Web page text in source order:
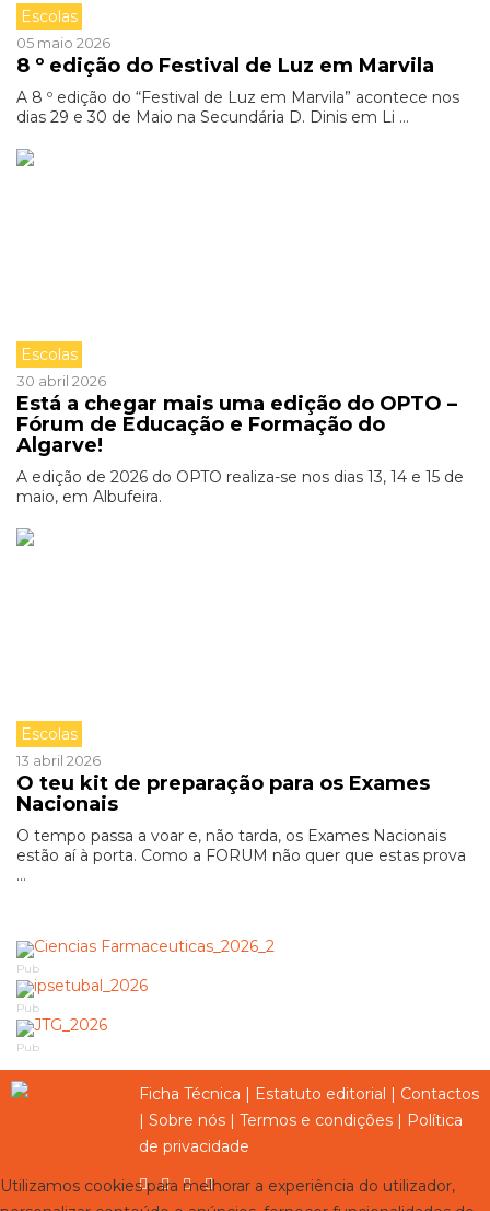
Escolas
05 maio 2026
8 º edição do Festival de Luz em Marvila
A 8 º edição do “Festival de Luz em Marvila” acontece nos
dias 29 e 30 de Maio na Secundária D. Dinis em Li ...
Escolas
30 abril 2026
Está a chegar mais uma edição do OPTO –
Fórum de Educação e Formação do
Algarve!
A edição de 2026 do OPTO realiza-se nos dias 13, 14 e 15 de
maio, em Albufeira.
Escolas
13 abril 2026
O teu kit de preparação para os Exames
Nacionais
O tempo passa a voar e, não tarda, os Exames Nacionais
estão aí à porta. Como a FORUM não quer que estas prova
...
Pub
Pub
Pub
Ficha Técnica | Estatuto editorial | Contactos
| Sobre nós | Termos e condições | Política
de privacidade
Utilizamos cookies para melhorar a experiência do utilizador,